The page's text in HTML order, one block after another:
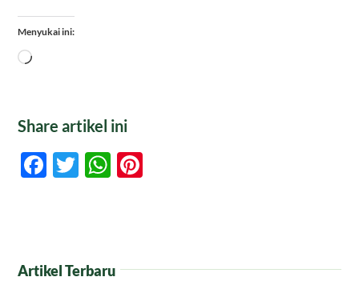
Menyukai ini:
Memuat...
Share artikel ini
Facebook
TwitterWhatsApp
Artikel Terbaru